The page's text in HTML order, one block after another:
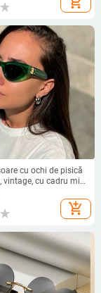
cu ochi de pisică
vintage, cu cadru mic,
sexi cu ochi de
de soare pentruadd_shopping_cart